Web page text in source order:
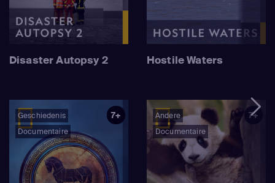
Disaster Autopsy 2 Hostile Waters
Geschiedenis
Documentaire
7+
Andere
Documentaire
7+